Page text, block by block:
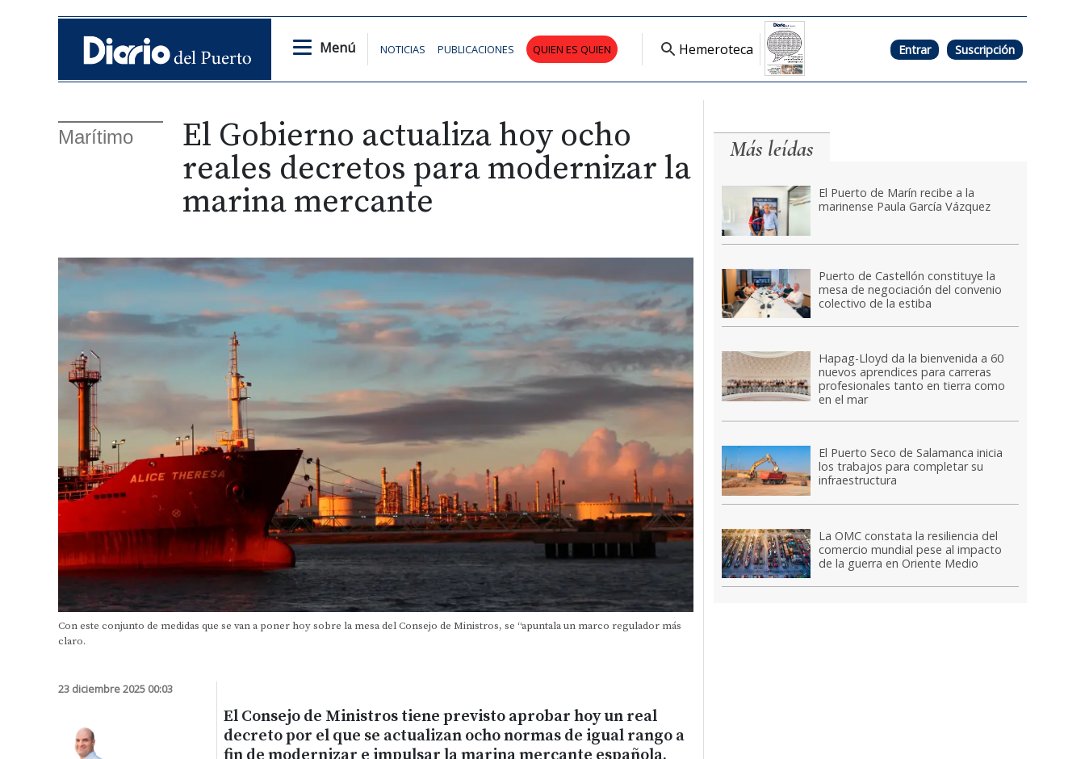
Menú NOTICIAS PUBLICACIONES QUIEN ES QUIEN Hemeroteca Entrar Suscripción
Marítimo
El Gobierno actualiza hoy ocho
reales decretos para modernizar la
marina mercante
Con este conjunto de medidas que se van a poner hoy sobre la mesa del Consejo de Ministros, se “apuntala un marco regulador más
claro.
23 diciembre 2025 00:03
El Consejo de Ministros tiene previsto aprobar hoy un real
decreto por el que se actualizan ocho normas de igual rango a
Más leídas
El Puerto de Marín recibe a la
marinense Paula García Vázquez
Puerto de Castellón constituye la
mesa de negociación del convenio
colectivo de la estiba
Hapag-Lloyd da la bienvenida a 60
nuevos aprendices para carreras
profesionales tanto en tierra como
en el mar
El Puerto Seco de Salamanca inicia
los trabajos para completar su
infraestructura
La OMC constata la resiliencia del
comercio mundial pese al impacto
de la guerra en Oriente Medio